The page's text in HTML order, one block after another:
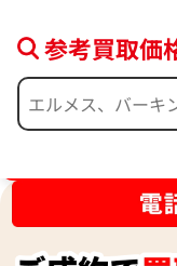
エルメス イリアード
インケース レザー B
参考買取価